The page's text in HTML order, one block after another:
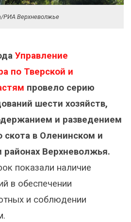
РИА Верхневолжье
Управление
по Тверской и
провело серию
шести хозяйств,
и разведением
скота в Оленинском и
Верхневолжья.
показали наличие
в обеспечении
и соблюдении